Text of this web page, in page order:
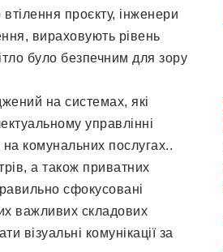
проєкту, інженери
вираховують рівень
було безпечним для зору
на системах, які
управлінні
комунальних послугах..
а також приватних
сфокусовані
важливих складових
візуальні комунікації за